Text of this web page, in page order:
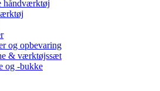
håndværktøj
og opbevaring
& værktøjssæt
og -bukke